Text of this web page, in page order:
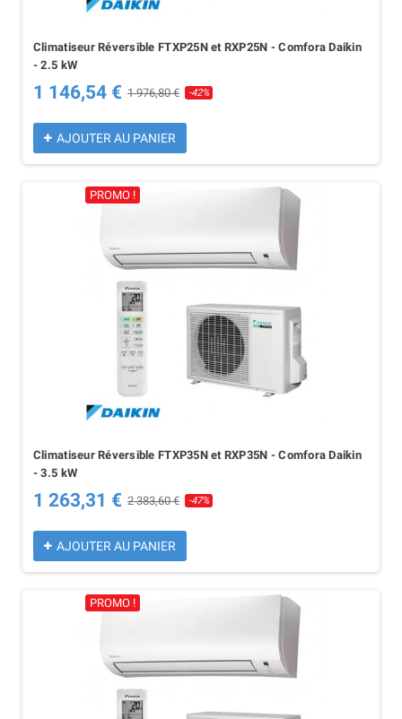
Climatiseur Réversible FTXP25N et RXP25N - Comfora Daikin
- 2.5 kW
1 146,54 € 1 976,80 € -42%
AJOUTER AU PANIER
PROMO !
Climatiseur Réversible FTXP35N et RXP35N - Comfora Daikin
- 3.5 kW
1 263,31 € 2 383,60 € -47%
AJOUTER AU PANIER
PROMO !